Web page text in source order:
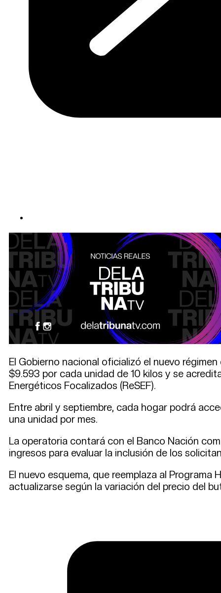
El Gobierno nacional oficializó el nuevo
$9.593 por cada unidad de 10 kilos y se
Energéticos Focalizados (ReSEF).
Entre abril y septiembre, cada hogar podrá
una unidad por mes.
La operatoria contará con el Banco Nación
ingresos para evaluar la inclusión de los
El nuevo esquema, que reemplaza al
actualizarse según la variación del precio del